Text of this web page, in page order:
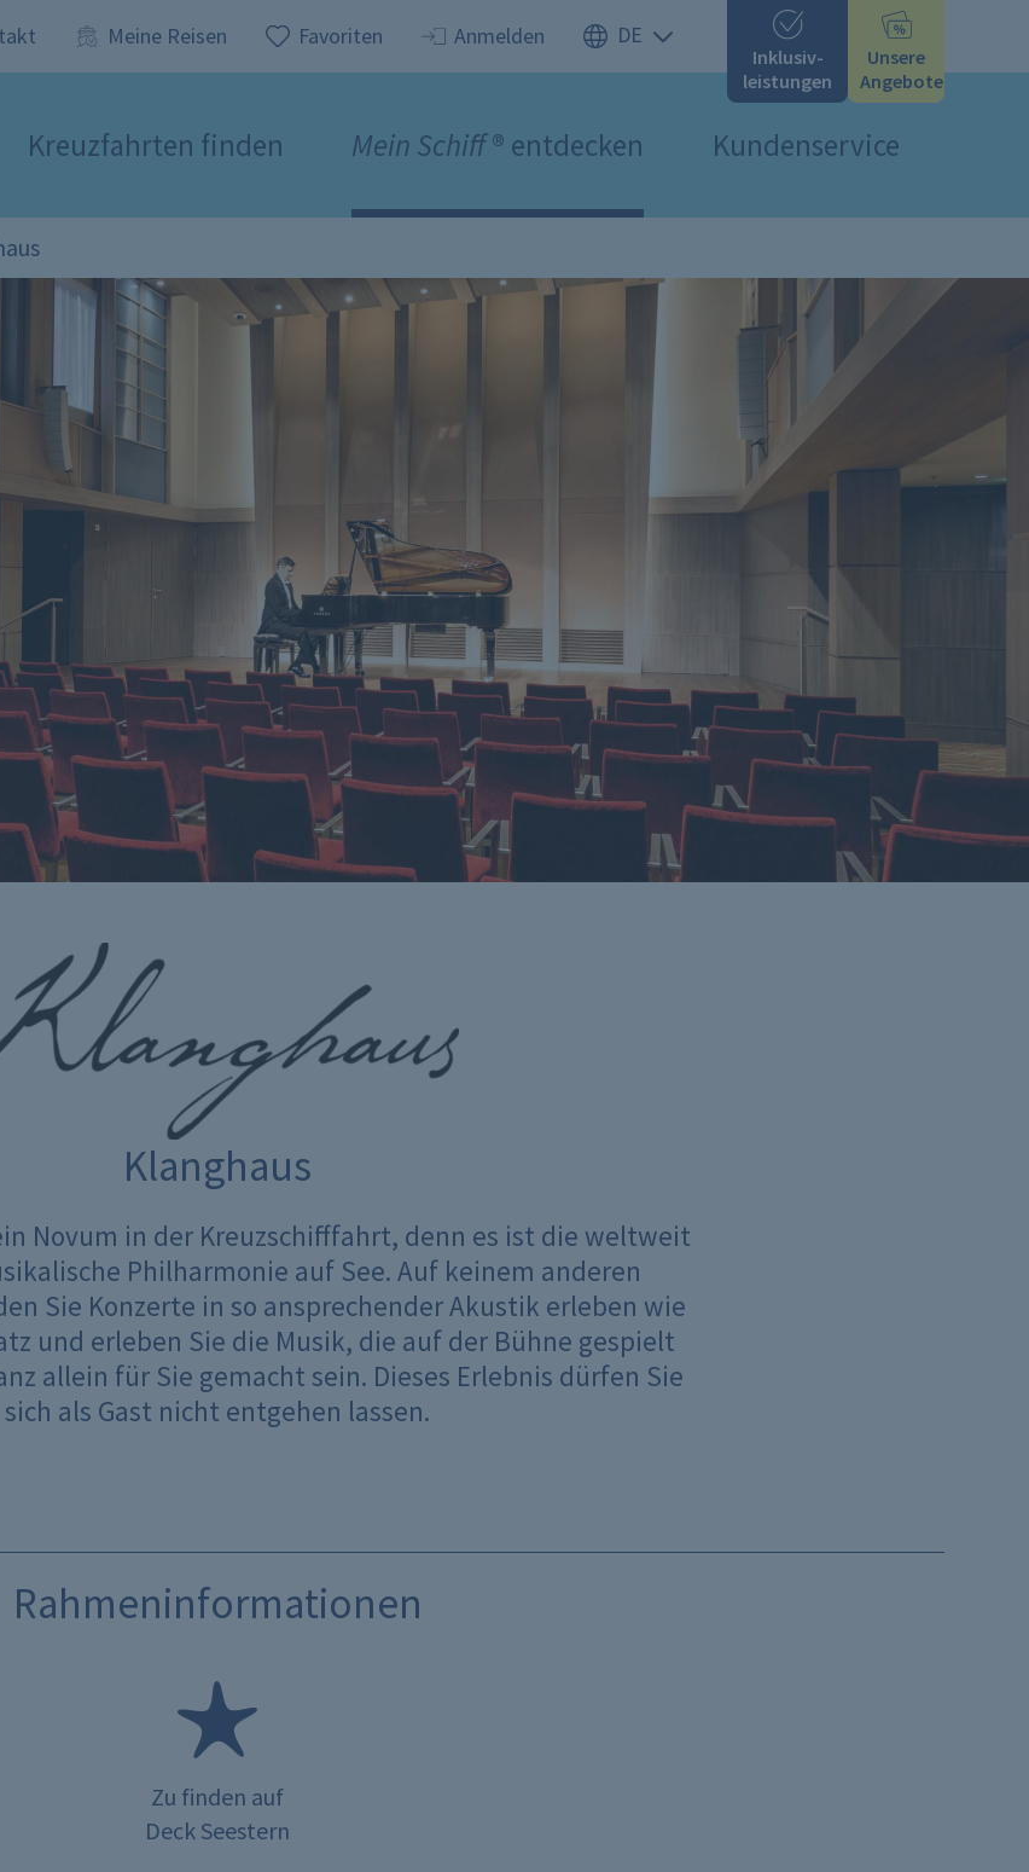
Meine Reisen Favoriten Anmelden
Inklusiv-
leistungen
Unsere
Angebote
Kreuzfahrten finden Mein Schiff® entdecken Kundenservice
Klanghaus
Novum in der Kreuzschifffahrt, denn es ist die weltweit
Philharmonie auf See. Auf keinem anderen
Sie Konzerte in so ansprechender Akustik erleben wie
und erleben Sie die Musik, die auf der Bühne gespielt
allein für Sie gemacht sein. Dieses Erlebnis dürfen Sie
sich als Gast nicht entgehen lassen.
Rahmeninformationen
Zu finden auf
Deck Seestern